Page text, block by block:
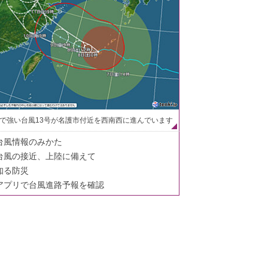
強い台風13号が名護市付近を西南西に進んでいます
風情報のみかた
風の接近、上陸に備えて
る防災
プリで台風進路予報を確認